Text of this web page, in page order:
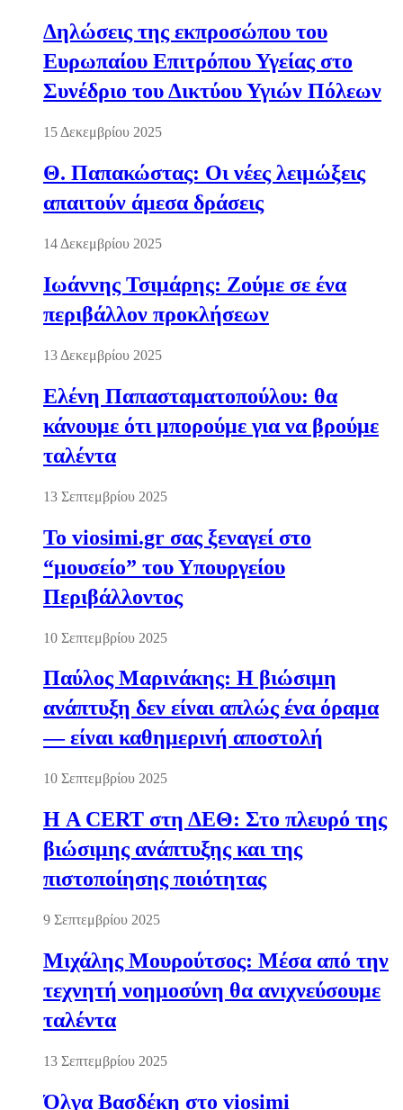
Δηλώσεις της εκπροσώπου του
Ευρωπαίου Επιτρόπου Υγείας στο
Συνέδριο του Δικτύου Υγιών Πόλεων
15 Δεκεμβρίου 2025
Θ. Παπακώστας: Οι νέες λειμώξεις
απαιτούν άμεσα δράσεις
14 Δεκεμβρίου 2025
Ιωάννης Τσιμάρης: Ζούμε σε ένα
περιβάλλον προκλήσεων
13 Δεκεμβρίου 2025
Ελένη Παπασταματοπούλου: θα
κάνουμε ότι μπορούμε για να βρούμε
ταλέντα
13 Σεπτεμβρίου 2025
Το viosimi.gr σας ξεναγεί στο
“μουσείο” του Υπουργείου
Περιβάλλοντος
10 Σεπτεμβρίου 2025
Παύλος Μαρινάκης: Η βιώσιμη
ανάπτυξη δεν είναι απλώς ένα όραμα
— είναι καθημερινή αποστολή
10 Σεπτεμβρίου 2025
Η A CERT στη ΔΕΘ: Στο πλευρό της
βιώσιμης ανάπτυξης και της
πιστοποίησης ποιότητας
9 Σεπτεμβρίου 2025
Μιχάλης Μουρούτσος: Μέσα από την
τεχνητή νοημοσύνη θα ανιχνεύσουμε
ταλέντα
13 Σεπτεμβρίου 2025
Όλγα Βασδέκη στο viosimi